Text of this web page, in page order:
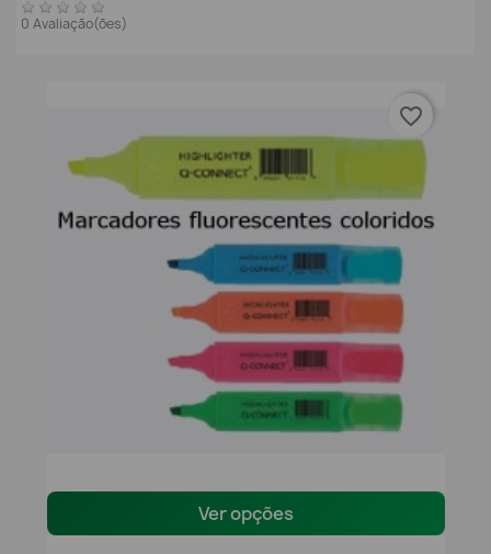
0 Avaliação(ões)
Ver opções
favorite_border